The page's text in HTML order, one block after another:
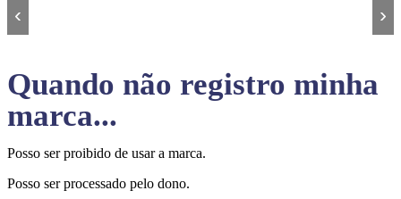
‹ ›
Quando não registro minha
marca...
Posso ser proibido de usar a marca.
Posso ser processado pelo dono.